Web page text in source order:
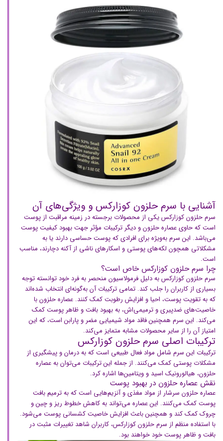
آشنایی با سرم حلزون کوزارکس و ویژگی‌های آن
سرم حلزون کوزارکس یکی از محصولات برجسته در زمینه مراقبت از پوست
است که حاوی عصاره حلزون و دیگر ترکیبات مؤثر جهت بهبود کیفیت پوست
می‌باشد. این سرم به‌ویژه برای افرادی که پوست حساسی دارند یا به
مشکلاتی همچون لکه‌های پوستی و اسکارهای ناشی از آکنه دچارند، مناسب
است.
چرا سرم حلزون کوزارکس خاص است؟
سرم حلزون کوزارکس به دلیل فرمولاسیون منحصر به فرد خود توانسته توجه
بسیاری از کاربران را جلب کند. تمامی ترکیبات آن به‌گونه‌ای انتخاب شده‌اند
که به تقویت پوست، احیا و افزایش رطوبت کمک کنند. عصاره حلزون با
خاصیت‌های ضدپیری و ترمیمی‌اش، به بهبود بافت و ظاهر پوست کمک
می‌کند. این سرم همچنین فاقد مواد شیمیایی مضر و پارابن است، که این
امتیاز آن را از سایر محصولات مشابه متمایز می‌کند.
ترکیبات اصلی سرم حلزون کوزارکس
ترکیبات این سرم شامل مواد فعال طبیعی است که به درمان و پیشگیری از
مشکلات پوستی کمک می‌کنند. از جمله این ترکیبات می‌توان به عصاره
حلزون، هیالورونیک اسید و ویتامین‌ها اشاره کرد.
نقش عصاره حلزون در بهبود پوست
عصاره حلزون سرشار از مواد مغذی و آنزیم‌هایی است که به ترمیم بافت
پوست کمک می‌کنند. این عصاره می‌تواند به کاهش خطوط ریز و چین و
چروک کمک کند و همچنین باعث افزایش خاصیت کشسانی پوست می‌شود.
با استفاده منظم از سرم حلزون کوزارکس، کاربران شاهد تغییرات مثبت در
بافت و ظاهر پوست خود خواهند بود.